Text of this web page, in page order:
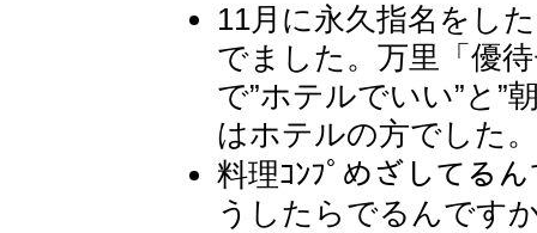
11月に永久指名をし
でました。万里「優
で”ホテルでいい”と”
はホテルの方でした
料理ｺﾝﾌﾟめざしてる
うしたらでるんです